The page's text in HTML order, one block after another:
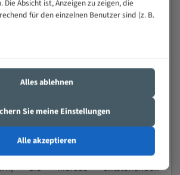
besteht kein Widerrufsrecht.
gilt ergänzend: Wir behalten
an der Ware bis zur vollständigen
Forderungen aus der laufenden
vor. Der Unternehmer ist
im ordentlichen Geschäftsgang
die hieraus entstehenden
Die Absicht ist, Anzeigen zu zeigen, die
für den einzelnen Benutzer sind (z. B.
Alles ablehnen
Sie meine Einstellungen
Alle akzeptieren